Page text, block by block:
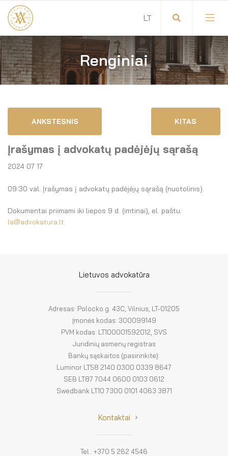
Visuotinis advokatų susirinkimas
Advokatų tarybos pirmininkas
Advokatų taryba
Komitetai
Garbės teismas
Savitarna
Savivaldos teisės aktai
Dokumentų atmintinė
LT
Renginiai
ANKSTESNIS KITAS
Įrašymas į advokatų padėjėjų sąrašą
2024 07 17
09:30 val. Įrašymas į advokatų padėjėjų sąrašą (nuotolinis).
Dokumentai priimami iki liepos 9 d. (imtinai), el. paštu:
la@advokatura.lt.
Lietuvos advokatūra
Adresas: Polocko g. 43C, Vilnius, LT-01205
Įmonės kodas: 300099149
PVM kodas: LT100001592012, SVS
Juridinių asmenų registras
Bankų sąskaitos (pasirinkite):
Luminor LT58 2140 0300 0339 8647
SEB LT87 7044 0600 0103 0612
Swedbank LT10 7300 0101 4063 3871
Kontaktai
Tel.: +370 5 262 4546